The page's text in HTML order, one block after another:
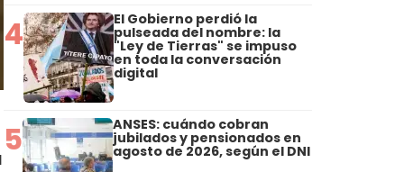
4 El Gobierno perdió la
pulseada del nombre: la
"Ley de Tierras" se impuso
en toda la conversación
digital
5 ANSES: cuándo cobran
jubilados y pensionados en
agosto de 2026, según el DNI